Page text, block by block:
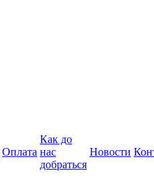
Оплата
Как до
нас
добраться
Новости